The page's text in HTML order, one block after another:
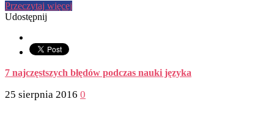
Przeczytaj więcej
Udostępnij
7 najczęstszych błędów podczas nauki języka
25 sierpnia 2016 0